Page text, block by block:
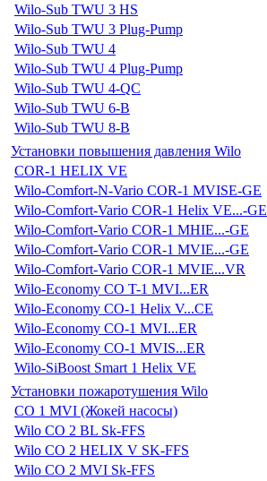
Wilo-Sub TWU 3 HS
Wilo-Sub TWU 3 Plug-Pump
Wilo-Sub TWU 4
Wilo-Sub TWU 4 Plug-Pump
Wilo-Sub TWU 4-QC
Wilo-Sub TWU 6-B
Wilo-Sub TWU 8-B
Установки повышения давления Wilo
COR-1 HELIX VE
Wilo-Comfort-N-Vario COR-1 MVISE-GE
Wilo-Comfort-Vario COR-1 Helix VE...-GE
Wilo-Comfort-Vario COR-1 MHIE...-GE
Wilo-Comfort-Vario COR-1 MVIE...-GE
Wilo-Comfort-Vario COR-1 MVIE...VR
Wilo-Economy CO T-1 MVI...ER
Wilo-Economy CO-1 Helix V...CE
Wilo-Economy CO-1 MVI...ER
Wilo-Economy CO-1 MVIS...ER
Wilo-SiBoost Smart 1 Helix VE
Установки пожаротушения Wilo
CO 1 MVI (Жокей насосы)
Wilo CO 2 BL Sk-FFS
Wilo CO 2 HELIX V SK-FFS
Wilo CO 2 MVI Sk-FFS